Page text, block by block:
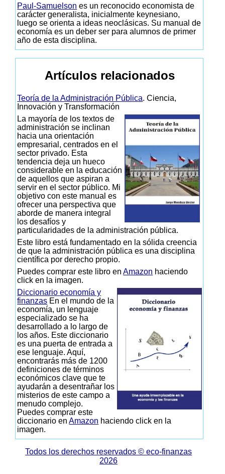
Paul-Samuelson es un reconocido economista de
carácter generalista, inicialmente keynesiano,
luego se orienta a ideas neoclásicas. Su manual de
economía es un deber ser para alumnos de primer
año de esta disciplina.
Artículos relacionados
Teoría de la Administración Pública. Ciencia,
Innovación y Transformación
La mayoría de los textos de
administración se inclinan
hacia una orientación
empresarial, centrados en el
sector privado. Esta
tendencia deja un hueco
considerable en la educación
de aquellos que aspiran a
servir en el sector público. Mi
objetivo con este manual es
ofrecer una perspectiva que
aborde de manera integral
los desafíos y
particularidades de la administración pública.
Este libro está fundamentado en la sólida creencia
de que la administración pública es una disciplina
científica por derecho propio.
Puedes comprar este libro enAmazon haciendo
click en la imagen.
Diccionario economía y
finanzas En el mundo de la
economía, un lenguaje
especializado se ha
desarrollado a lo largo de
los años. Este diccionario
es una puerta de entrada a
ese lenguaje. Aquí,
encontrarás más de 1200
definiciones de términos
económicos clave que te
ayudarán a desentrañar los
misterios de este campo a
menudo complejo.
Puedes comprar este
diccionario enAmazon haciendo click en la
imagen.
Todos los derechos reservados © eco-finanzas
2026